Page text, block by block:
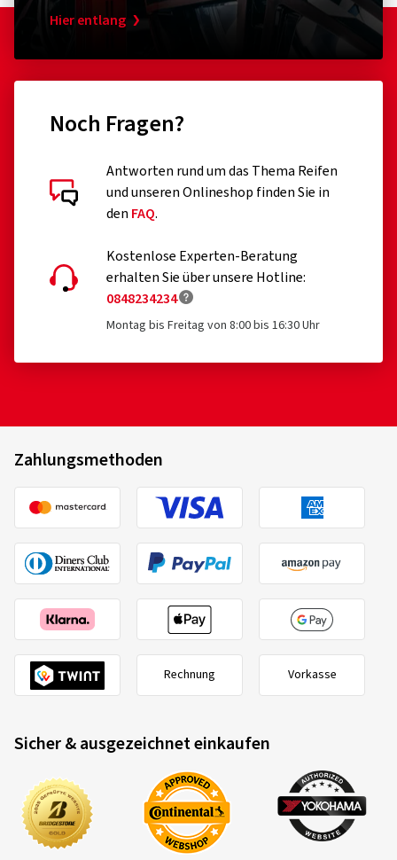
Hier entlang
Noch Fragen?
Antworten rund um das Thema Reifen
und unseren Onlineshop finden Sie in
den FAQ.
Kostenlose Experten-Beratung
erhalten Sie über unsere Hotline:
0848234234
Montag bis Freitag von 8:00 bis 16:30 Uhr
Zahlungsmethoden
Rechnung Vorkasse
Sicher & ausgezeichnet einkaufen